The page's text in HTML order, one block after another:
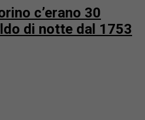
c’erano 30
di notte dal 1753